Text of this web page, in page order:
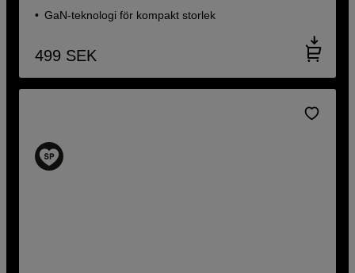
GaN-teknologi för kompakt storlek
499 SEK